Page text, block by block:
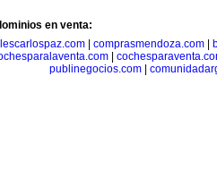
en venta:
| comprasmendoza.com|
publinegocios.com|